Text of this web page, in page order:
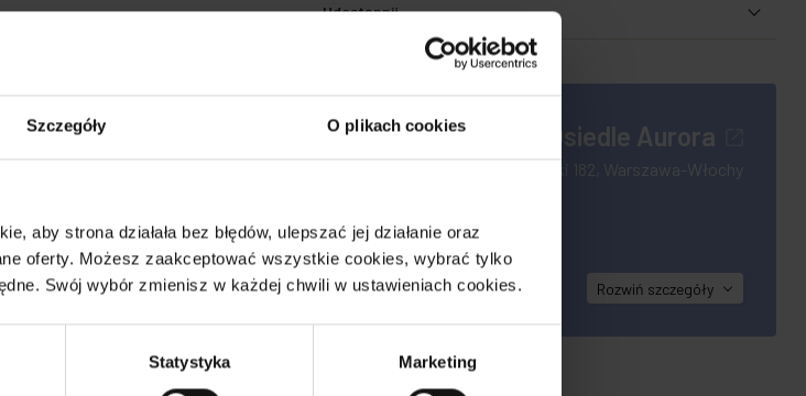
Szczegóły O plikach cookies
aby strona działała bez błędów, ulepszać jej działanie oraz
oferty. Możesz zaakceptować wszystkie cookies, wybrać tylko
Swój wybór zmienisz w każdej chwili w ustawieniach cookies.
Statystyka Marketing
Udostępnij
Włochy i Ochota, wytyczonym ulicami Jutrzenki,
zabudową, wynikającą z ograniczeń budowlanych
panuje tu spokój – jest to doskonałe miejsce na
Osiedle Aurora
Jutrzenki 182, Warszawa-Włochy
Rozwiń szczegóły